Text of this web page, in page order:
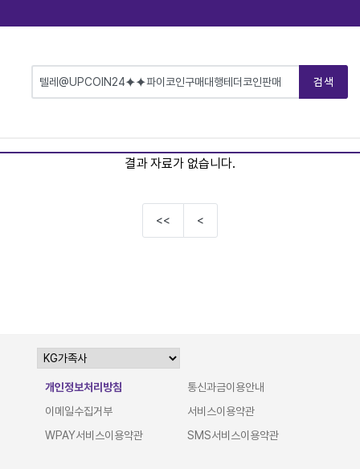
검색
결과 자료가 없습니다.
<< <
개인정보처리방침
통신과금이용안내
이메일수집거부
서비스이용약관
WPAY서비스이용약관
SMS서비스이용약관